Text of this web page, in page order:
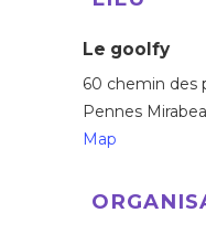
Le goolfy
60 chemin des
Pennes
Map